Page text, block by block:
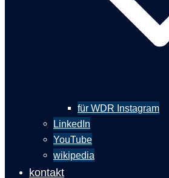
für WDR Instagram
LinkedIn
YouTube
wikipedia
kontakt